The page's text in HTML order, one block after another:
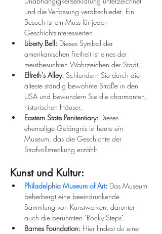
und die Verfassung verabschiedet. Ein
Besuch ist ein Muss für jeden
Geschichtsinteressierten.
Liberty Bell: Dieses Symbol der
amerikanischen Freiheit ist eines der
meistbesuchten Wahrzeichen der Stadt.
Elfreth's Alley: Schlendern Sie durch die
älteste ständig bewohnte Straße in den
USA und bewundern Sie die charmanten,
historischen Häuser.
Eastern State Penitentiary: Dieses
ehemalige Gefängnis ist heute ein
Museum, das die Geschichte der
Strafvollstreckung erzählt.
Kunst und Kultur:
Philadelphia Museum of Art: Das Museum
beherbergt eine beeindruckende
Sammlung von Kunstwerken, darunter
auch die berühmten "Rocky Steps".
Barnes Foundation: Hier findest du eine